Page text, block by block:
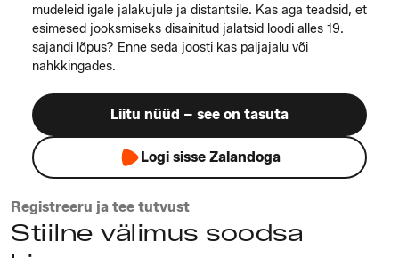
mudeleid igale jalakujule ja distantsile. Kas aga teadsid, et
esimesed jooksmiseks disainitud jalatsid loodi alles 19.
sajandi lõpus? Enne seda joosti kas paljajalu või
nahkkingades.
Liitu nüüd – see on tasuta
Logi sisse Zalandoga
Registreeru ja tee tutvust
Stiilne välimus soodsa